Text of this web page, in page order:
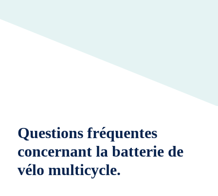
Questions fréquentes
concernant la batterie de
vélo multicycle.